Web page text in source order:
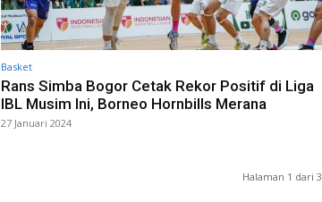
Basket
Rans Simba Bogor Cetak Rekor Positif di Liga
IBL Musim Ini, Borneo Hornbills Merana
27 Januari 2024
Halaman 1 dari 3